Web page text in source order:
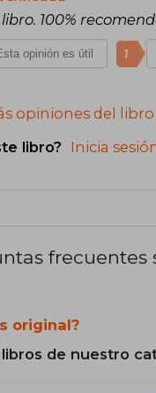
100%
opinión es útil 1
opiniones del libro
libro? Inicia
frecuentes
original?
de nuestro